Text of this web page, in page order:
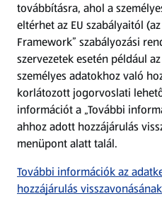
Adattörlő alkalmazás
Szervizpont
(új oldalon nyílik meg)
Fedezz fel minket az
Töltsd le az ALDI
továbbításra, ahol a
eltérhet az EU szabályaitól
Framework” szabályozási
szervezetek esetén például
személyes adatokhoz való
korlátozott jogorvoslati
információt a „További
ahhoz adott hozzájárulás
menüpont alatt talál.
További információk az
hozzájárulás